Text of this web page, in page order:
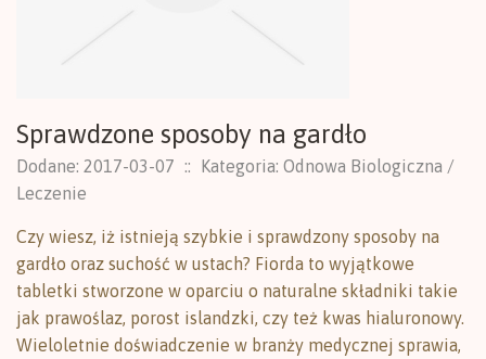
Sprawdzone sposoby na gardło
Dodane: 2017-03-07 ::
Kategoria: Odnowa Biologiczna /
Leczenie
Czy wiesz, iż istnieją szybkie i sprawdzony sposoby na
gardło oraz suchość w ustach? Fiorda to wyjątkowe
tabletki stworzone w oparciu o naturalne składniki takie
jak prawoślaz, porost islandzki, czy też kwas hialuronowy.
Wieloletnie doświadczenie w branży medycznej sprawia,